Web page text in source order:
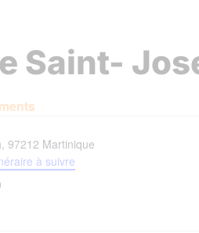
Saint-
, 97212 Martinique
à suivre